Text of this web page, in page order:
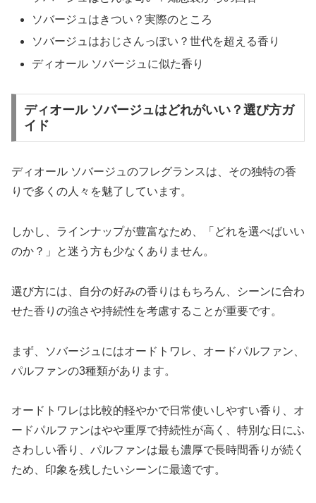
ソバージュはきつい？実際のところ
ソバージュはおじさんっぽい？世代を超える香り
ディオール ソバージュに似た香り
ディオール ソバージュはどれがいい？選び方ガ
イド
ディオール ソバージュのフレグランスは、その独特の香
りで多くの人々を魅了しています。
しかし、ラインナップが豊富なため、「どれを選べばいい
のか？」と迷う方も少なくありません。
選び方には、自分の好みの香りはもちろん、シーンに合わ
せた香りの強さや持続性を考慮することが重要です。
まず、ソバージュにはオードトワレ、オードパルファン、
パルファンの3種類があります。
オードトワレは比較的軽やかで日常使いしやすい香り、オ
ードパルファンはやや重厚で持続性が高く、特別な日にふ
さわしい香り、パルファンは最も濃厚で長時間香りが続く
ため、印象を残したいシーンに最適です。